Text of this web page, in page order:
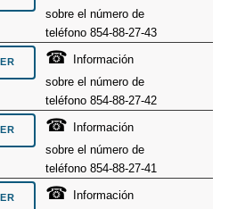
sobre el número de
teléfono 854-88-27-43
☎
Información
sobre el número de
teléfono 854-88-27-42
☎
Información
sobre el número de
teléfono 854-88-27-41
☎
Información